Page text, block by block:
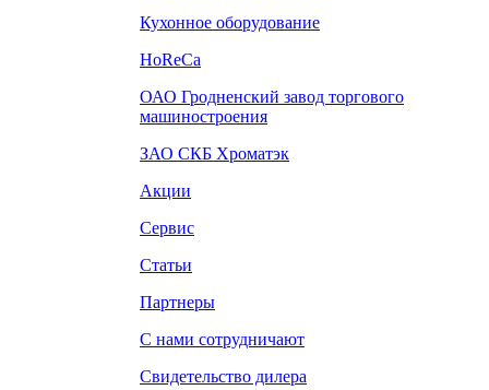
Кухонное оборудование
HoReCa
ОАО Гродненский завод торгового
машиностроения
ЗАО СКБ Хроматэк
Акции
Сервис
Статьи
Партнеры
С нами сотрудничают
Свидетельство дилера